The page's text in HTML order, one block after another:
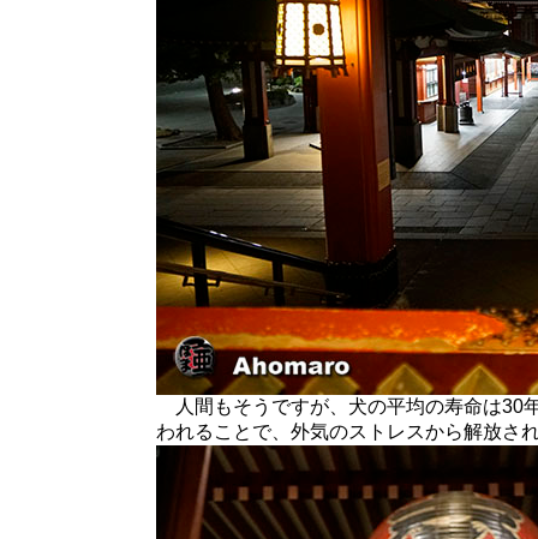
人間もそうですが、犬の平均の寿命は30
われることで、外気のストレスから解放さ